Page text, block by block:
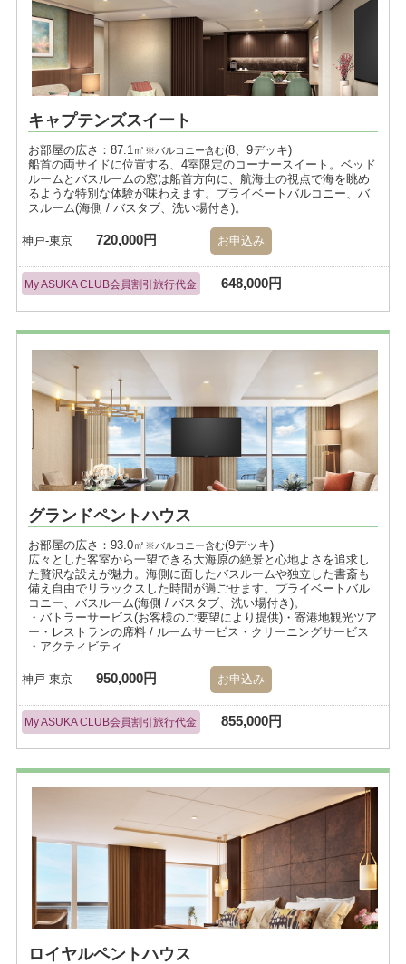
キャプテンズスイート
お部屋の広さ：87.1㎡ ※バルコニー含む(8、9デッキ)
船首の両サイドに位置する、4室限定のコーナースイート。ベッド
ルームとバスルームの窓は船首方向に、航海士の視点で海を眺め
るような特別な体験が味わえます。プライベートバルコニー、バ
スルーム(海側 / バスタブ、洗い場付き)。
神戸-東京 720,000円 お申込み
My ASUKA CLUB会員割引旅行代金 648,000円
グランドペントハウス
お部屋の広さ：93.0㎡ ※バルコニー含む(9デッキ)
広々とした客室から一望できる大海原の絶景と心地よさを追求し
た贅沢な設えが魅力。海側に面したバスルームや独立した書斎も
備え自由でリラックスした時間が過ごせます。プライベートバル
コニー、バスルーム(海側 / バスタブ、洗い場付き)。
・バトラーサービス(お客様のご要望により提供)・寄港地観光ツア
ー・レストランの席料 / ルームサービス・クリーニングサービス
・アクティビティ
神戸-東京 950,000円 お申込み
My ASUKA CLUB会員割引旅行代金 855,000円
ロイヤルペントハウス